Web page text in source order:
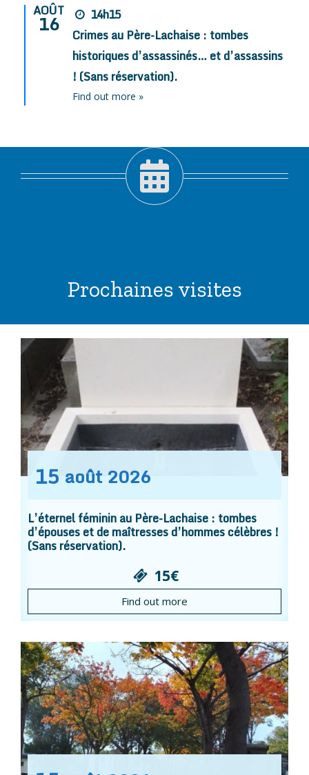
AOÛT
16
14h15
Crimes au Père-Lachaise : tombes
historiques d’assassinés… et d’assassins
! (Sans réservation).
Find out more »
Prochaines visites
15 août 2026
L’éternel féminin au Père-Lachaise : tombes
d’épouses et de maîtresses d’hommes célèbres !
(Sans réservation).
15€
Find out more